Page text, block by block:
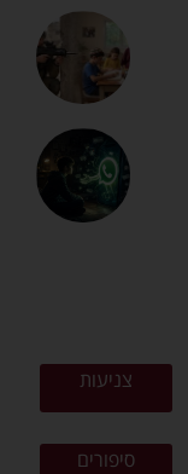
צניעות
סיפורים